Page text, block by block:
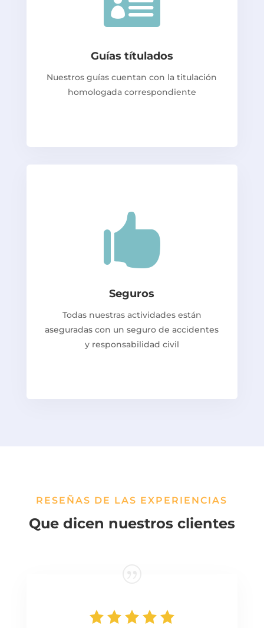
Guías títulados
Nuestros guías cuentan con la titulación
homologada correspondiente

Seguros
Todas nuestras actividades están
aseguradas con un seguro de accidentes
y responsabilidad civil
RESEÑAS DE LAS EXPERIENCIAS
Que dicen nuestros clientes